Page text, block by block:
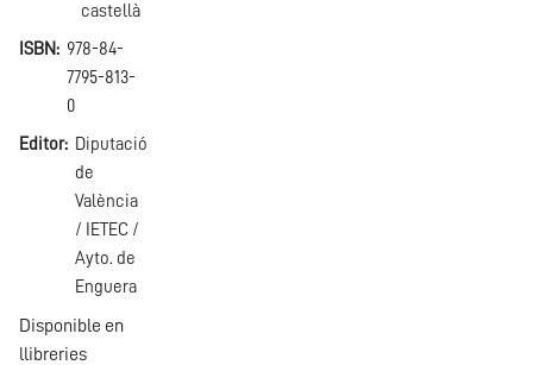
castellà
ISBN
978-84-
7795-813-
0
Editor
Diputació
de
València
/ IETEC /
Ayto. de
Enguera
Disponible en
llibreries